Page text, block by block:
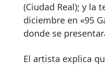
(Ciudad Real); y la
diciembre en «95
donde se
El artista explica